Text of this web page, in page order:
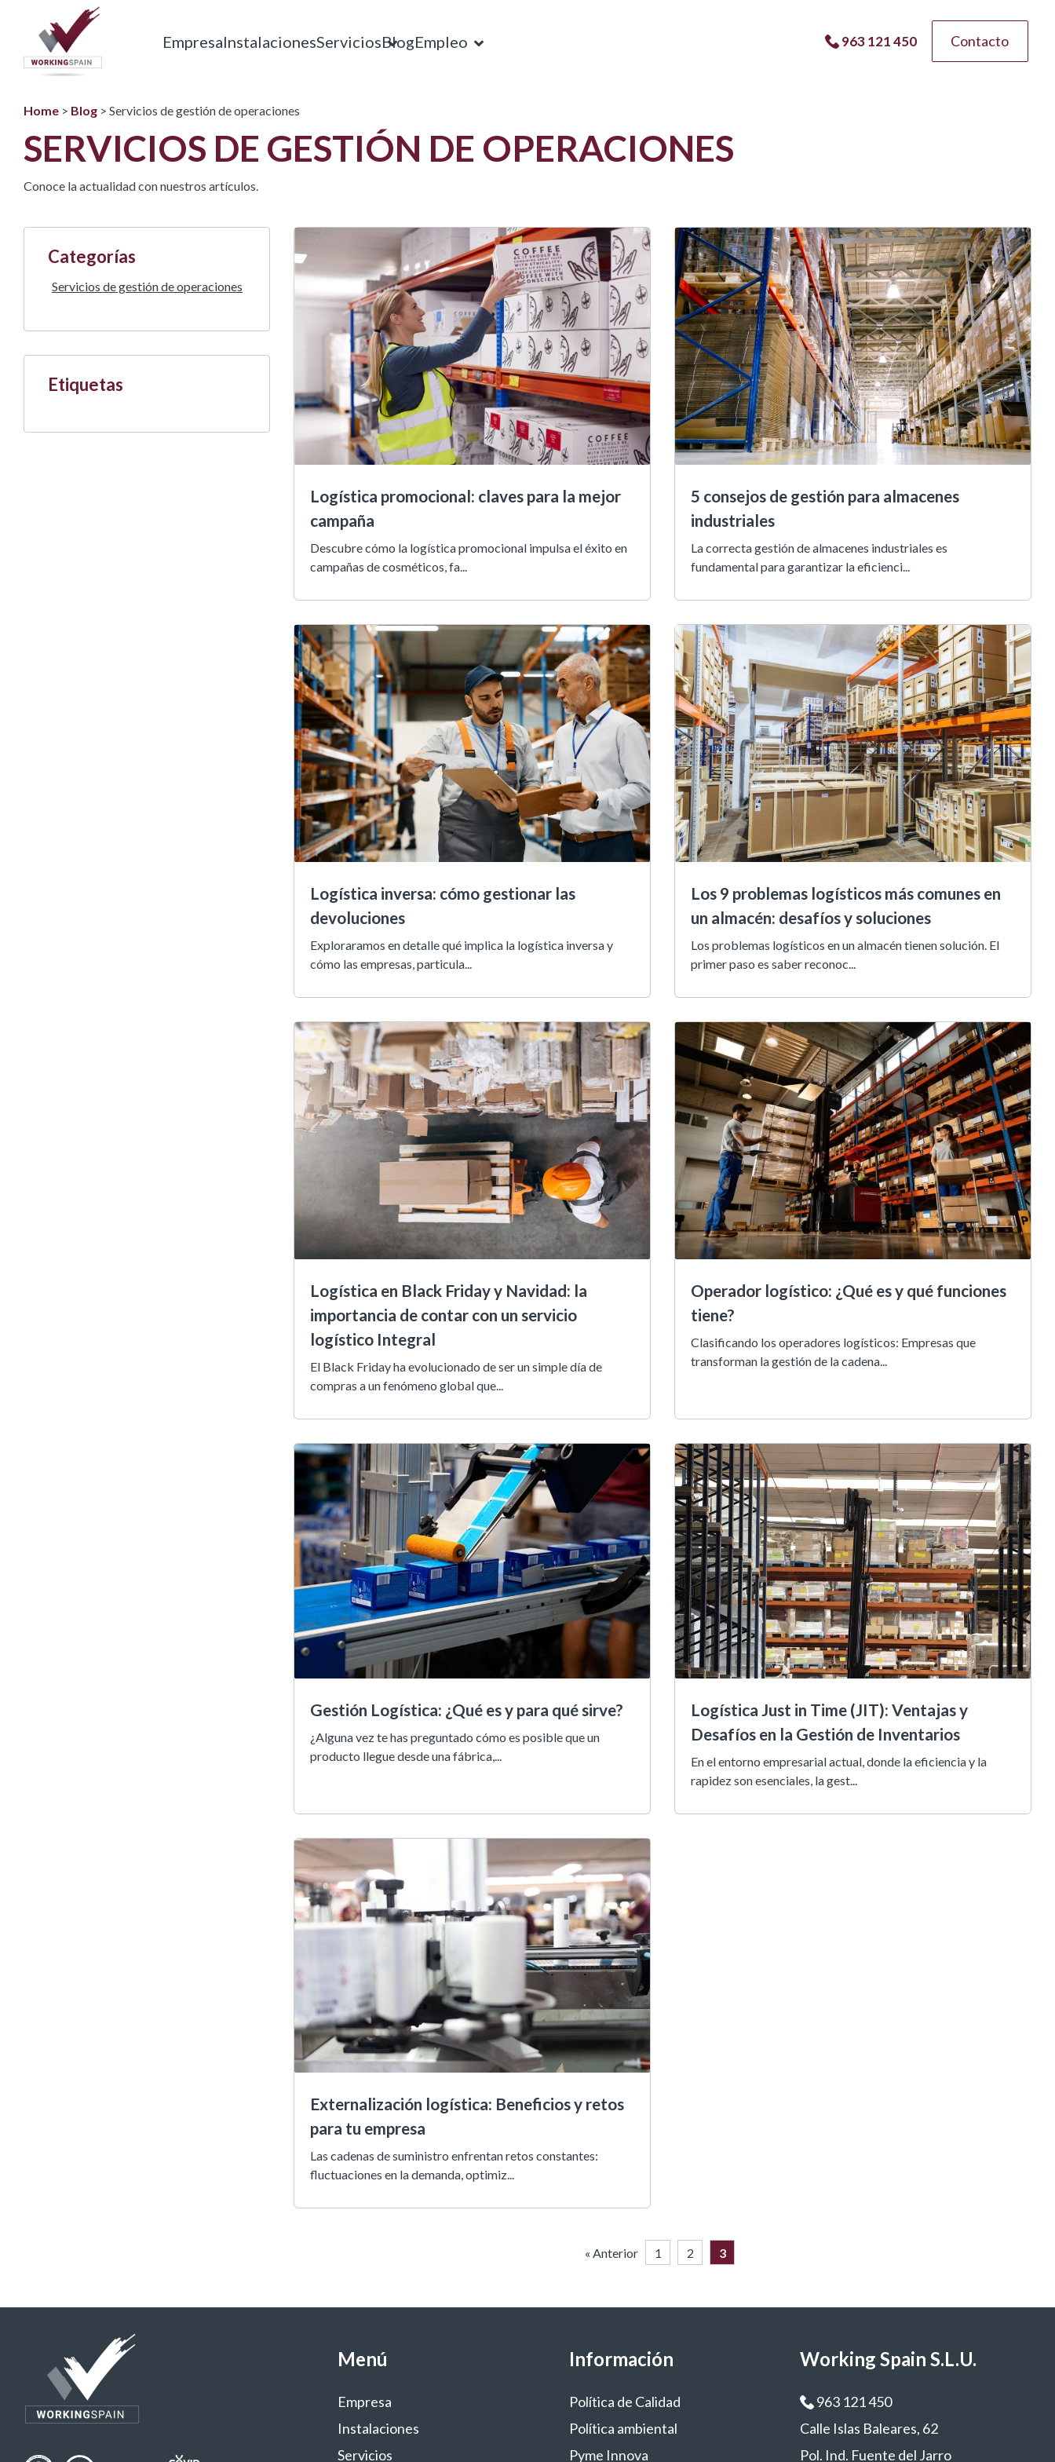
EmpresaInstalacionesServiciosBlogEmpleo 963 121 450 Contacto
Home > Blog > Servicios de gestión de operaciones
SERVICIOS DE GESTIÓN DE OPERACIONES
Conoce la actualidad con nuestros artículos.
Categorías
Servicios de gestión de operaciones
Etiquetas
Logística promocional: claves para la mejor
campaña
Descubre cómo la logística promocional impulsa el éxito en
campañas de cosméticos, fa...
5 consejos de gestión para almacenes
industriales
La correcta gestión de almacenes industriales es
fundamental para garantizar la eficienci...
Logística inversa: cómo gestionar las
devoluciones
Exploraramos en detalle qué implica la logística inversa y
cómo las empresas, particula...
Los 9 problemas logísticos más comunes en
un almacén: desafíos y soluciones
Los problemas logísticos en un almacén tienen solución. El
primer paso es saber reconoc...
Logística en Black Friday y Navidad: la
importancia de contar con un servicio
logístico Integral
El Black Friday ha evolucionado de ser un simple día de
compras a un fenómeno global que...
Operador logístico: ¿Qué es y qué funciones
tiene?
Clasificando los operadores logísticos: Empresas que
transforman la gestión de la cadena...
Gestión Logística: ¿Qué es y para qué sirve?
¿Alguna vez te has preguntado cómo es posible que un
producto llegue desde una fábrica,...
Logística Just in Time (JIT): Ventajas y
Desafíos en la Gestión de Inventarios
En el entorno empresarial actual, donde la eficiencia y la
rapidez son esenciales, la gest...
Externalización logística: Beneficios y retos
para tu empresa
Las cadenas de suministro enfrentan retos constantes:
fluctuaciones en la demanda, optimiz...
« Anterior 1 2 3
Menú
Empresa
Instalaciones
Servicios
Información
Política de Calidad
Política ambiental
Pyme Innova
Working Spain S.L.U.
963 121 450
Calle Islas Baleares, 62
Pol. Ind. Fuente del Jarro